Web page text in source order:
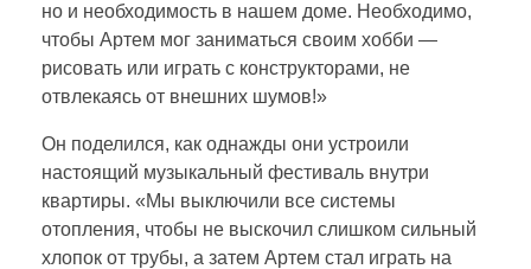
но и необходимость в нашем доме. Необходимо,
чтобы Артем мог заниматься своим хобби —
рисовать или играть с конструкторами, не
отвлекаясь от внешних шумов!»
Он поделился, как однажды они устроили
настоящий музыкальный фестиваль внутри
квартиры. «Мы выключили все системы
отопления, чтобы не выскочил слишком сильный
хлопок от трубы, а затем Артем стал играть на